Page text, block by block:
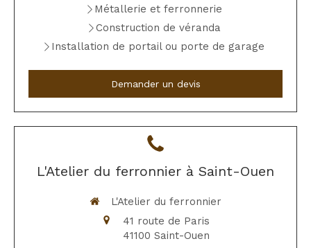
Métallerie et ferronnerie
Construction de véranda
Installation de portail ou porte de garage
Demander un devis
L'Atelier du ferronnier à Saint-Ouen
L'Atelier du ferronnier
41 route de Paris
41100 Saint-Ouen